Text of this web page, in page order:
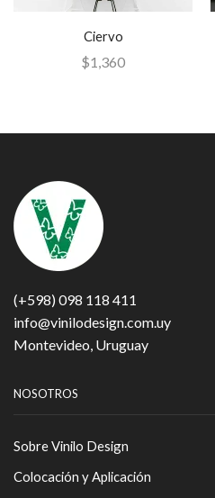
Ciervo
$1,360
(+598) 098 118 411
info@vinilodesign.com.uy
Montevideo, Uruguay
NOSOTROS
Sobre Vinilo Design
Colocación y Aplicación